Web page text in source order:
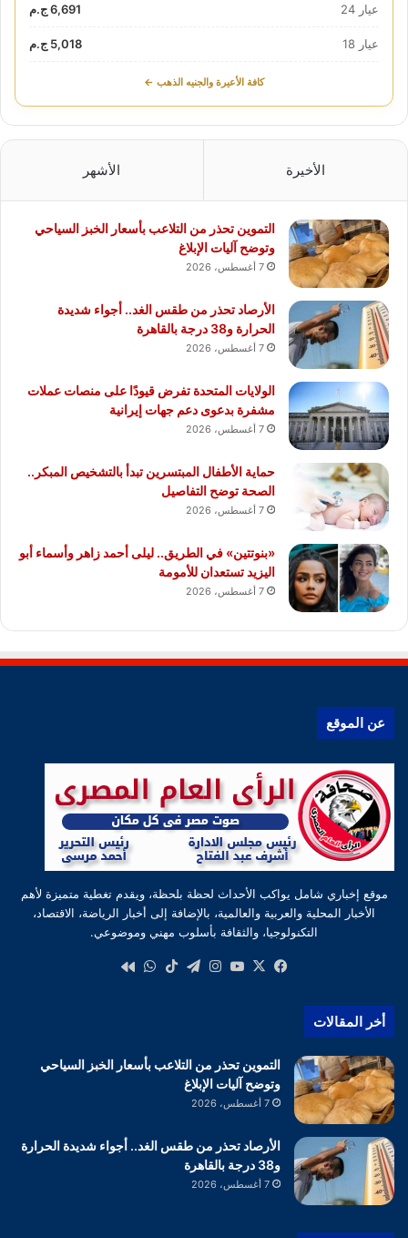
عيار 24 6,691 ج.م
عيار 18 5,018 ج.م
كافة الأعيرة والجنيه الذهب ←
الأخيرة الأشهر
التموين تحذر من التلاعب بأسعار الخبز السياحي
وتوضح آليات الإبلاغ
7 أغسطس، 2026
الأرصاد تحذر من طقس الغد.. أجواء شديدة
الحرارة و38 درجة بالقاهرة
7 أغسطس، 2026
الولايات المتحدة تفرض قيودًا على منصات عملات
مشفرة بدعوى دعم جهات إيرانية
7 أغسطس، 2026
حماية الأطفال المبتسرين تبدأ بالتشخيص المبكر..
الصحة توضح التفاصيل
7 أغسطس، 2026
«بنوتتين» في الطريق.. ليلى أحمد زاهر وأسماء أبو
اليزيد تستعدان للأمومة
7 أغسطس، 2026
عن الموقع
موقع إخباري شامل يواكب الأحداث لحظة بلحظة، ويقدم تغطية متميزة لأهم
الأخبار المحلية والعربية والعالمية، بالإضافة إلى أخبار الرياضة، الاقتصاد،
التكنولوجيا، والثقافة بأسلوب مهني وموضوعي.
فيسبوك
‫X
‫YouTube
انستقرام
تيلقرام‫TikTokواتساب
أخر المقالات
التموين تحذر من التلاعب بأسعار الخبز السياحي
وتوضح آليات الإبلاغ
7 أغسطس، 2026
الأرصاد تحذر من طقس الغد.. أجواء شديدة الحرارة
و38 درجة بالقاهرة
7 أغسطس، 2026